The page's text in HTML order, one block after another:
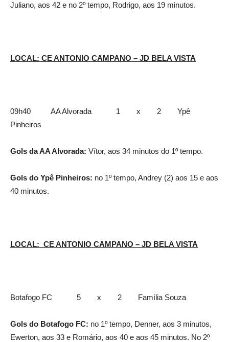
Juliano, aos 42 e no 2º tempo, Rodrigo, aos 19 minutos.
LOCAL: CE ANTONIO CAMPANO – JD BELA VISTA
09h40 AA Alvorada 1 x 2 Ypê
Pinheiros
Gols da AA Alvorada: Vítor, aos 34 minutos do 1º tempo.
Gols do Ypê Pinheiros: no 1º tempo, Andrey (2) aos 15 e aos
40 minutos.
LOCAL: CE ANTONIO CAMPANO – JD BELA VISTA
Botafogo FC 5 x 2 Família Souza
Gols do Botafogo FC: no 1º tempo, Denner, aos 3 minutos,
Ewerton, aos 33 e Romário, aos 40 e aos 45 minutos. No 2º